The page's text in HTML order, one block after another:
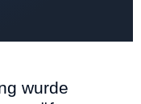
wurde